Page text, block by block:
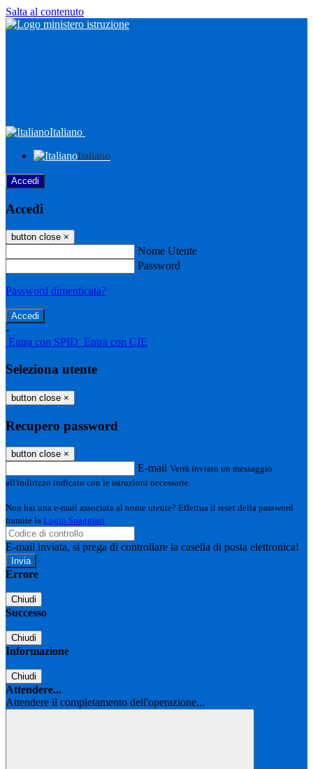
Salta al contenuto
Italiano
Italiano
Accedi
Accedi
button close ×
Nome Utente
Password
Password dimenticata?
-
Entra con SPID Entra con CIE
Seleziona utente
button close ×
Recupero password
button close ×
E-mail Verrà inviato un messaggio
all'indirizzo indicato con le istruzioni necessarie.
Non hai una e-mail associata al nome utente? Effettua il reset della password
tramite la Login Spaggiari
E-mail inviata, si prega di controllare la casella di posta elettronica!
Errore
Chiudi
Successo
Chiudi
Informazione
Chiudi
Attendere...
Attendere il completamento dell'operazione...